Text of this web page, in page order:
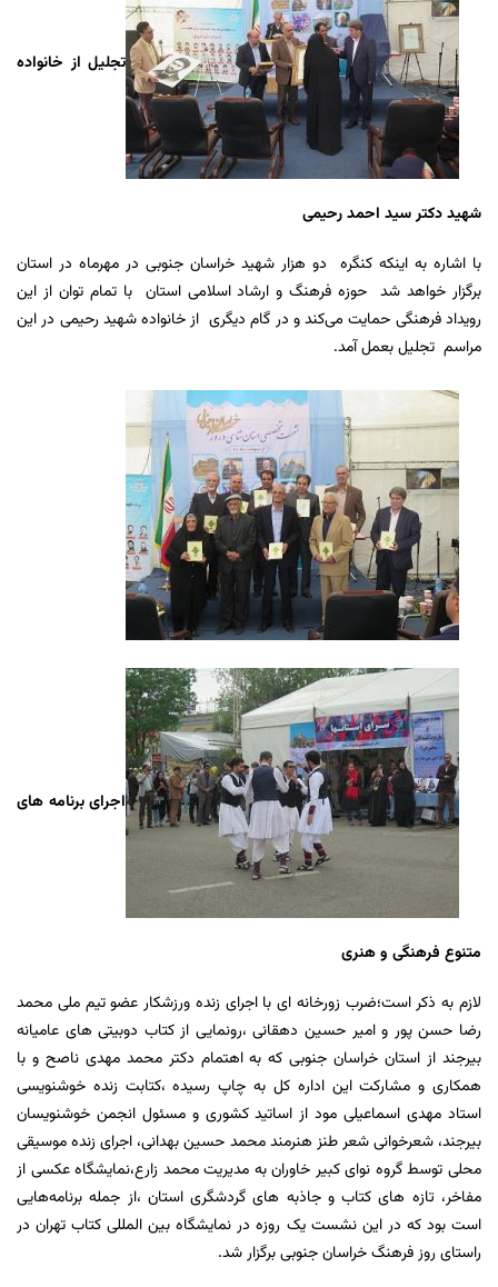
تجلیل از خانواده
شهید دکتر سید احمد رحیمی
با اشاره به اینکه کنگره دو هزار شهید خراسان جنوبی در مهرماه در استان
برگزار خواهد شد حوزه فرهنگ و ارشاد اسلامی استان با تمام توان از این
رویداد فرهنگی حمایت می‌کند و در گام دیگری از خانواده شهید رحیمی در این
مراسم تجلیل بعمل آمد.
اجرای برنامه های
متنوع فرهنگی و هنری
لازم به ذکر است؛ضرب زورخانه ای با اجرای زنده ورزشکار عضو تیم ملی محمد
رضا حسن پور و امیر حسین دهقانی ،رونمایی از کتاب دوبیتی های عامیانه
بیرجند از استان خراسان جنوبی که به اهتمام دکتر محمد مهدی ناصح و با
همکاری و مشارکت این اداره کل به چاپ رسیده ،کتابت زنده خوشنویسی
استاد مهدی اسماعیلی مود از اساتید کشوری و مسئول انجمن خوشنویسان
بیرجند، شعرخوانی شعر طنز هنرمند محمد حسین بهدانی، اجرای زنده موسیقی
محلی توسط گروه نوای کبیر خاوران به مدیریت محمد زارع،نمایشگاه عکسی از
مفاخر، تازه های کتاب و جاذبه های گردشگری استان ،از جمله برنامه‌هایی
است بود که در این نشست یک روزه در نمایشگاه بین المللی کتاب تهران در
راستای روز فرهنگ خراسان جنوبی برگزار شد.